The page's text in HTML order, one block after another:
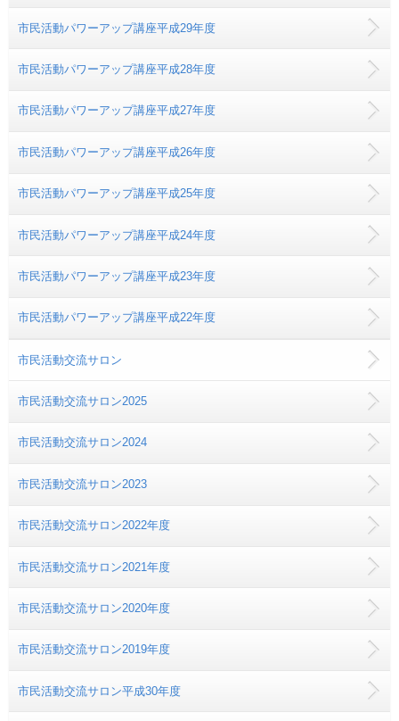
市民活動パワーアップ講座平成29年度
市民活動パワーアップ講座平成28年度
市民活動パワーアップ講座平成27年度
市民活動パワーアップ講座平成26年度
市民活動パワーアップ講座平成25年度
市民活動パワーアップ講座平成24年度
市民活動パワーアップ講座平成23年度
市民活動パワーアップ講座平成22年度
市民活動交流サロン
市民活動交流サロン2025
市民活動交流サロン2024
市民活動交流サロン2023
市民活動交流サロン2022年度
市民活動交流サロン2021年度
市民活動交流サロン2020年度
市民活動交流サロン2019年度
市民活動交流サロン平成30年度